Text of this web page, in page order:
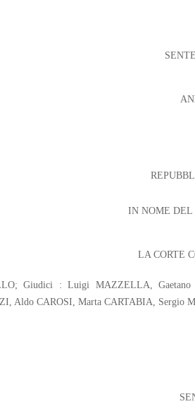
IN NOME DEL
LA CORTE
Giudici : Luigi MAZZELLA,
Aldo CAROSI, Marta CARTABIA, Sergio